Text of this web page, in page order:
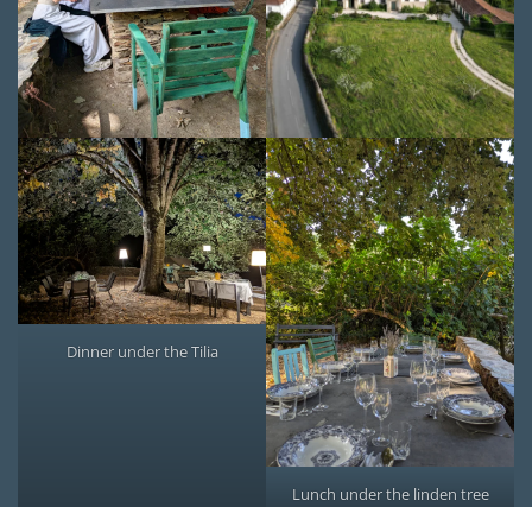
Dinner under the Tilia
Lunch under the linden tree